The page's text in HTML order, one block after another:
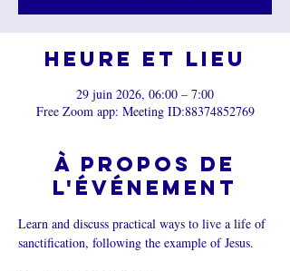
Heure et lieu
29 juin 2026, 06:00 – 7:00
Free Zoom app: Meeting ID:88374852769
À propos de
l'événement
Learn and discuss practical ways to live a life of
sanctification, following the example of Jesus.